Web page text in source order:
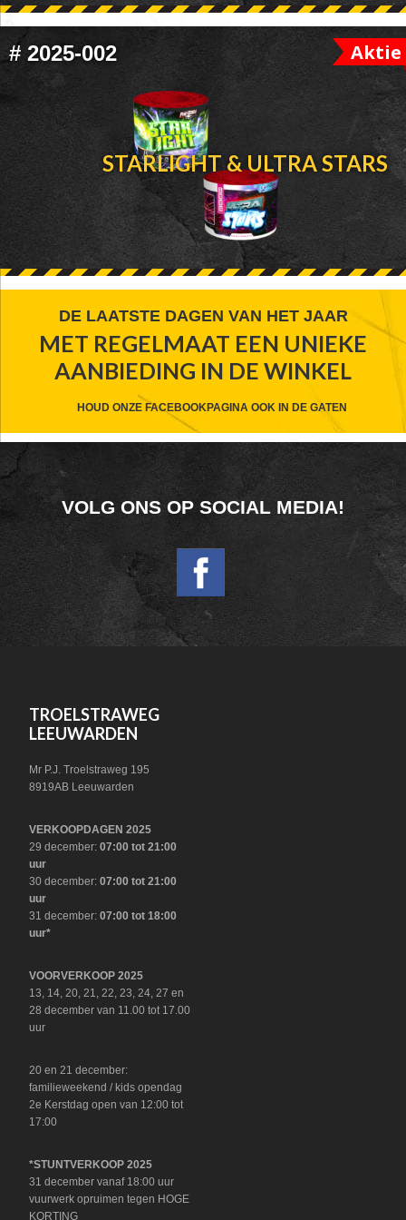
# 2025-002 Aktie
STARLIGHT & ULTRA STARS
FOOTER
WIDGET
HEADER
DE LAATSTE DAGEN VAN HET JAAR
MET REGELMAAT EEN UNIEKE
AANBIEDING IN DE WINKEL
HOUD ONZE FACEBOOKPAGINA OOK IN DE GATEN
FOOTER
WIDGET
HEADER
SOCIAL
VOLG ONS OP SOCIAL MEDIA!
TROELSTRAWEG
LEEUWARDEN
Mr P.J. Troelstraweg 195
8919AB Leeuwarden
VERKOOPDAGEN 2025
29 december:07:00 tot 21:00
uur
30 december:07:00 tot 21:00
uur
31 december:07:00 tot 18:00
uur*
VOORVERKOOP 2025
13, 14, 20, 21, 22, 23, 24, 27 en
28 december van 11.00 tot 17.00
uur
20 en 21 december:
familieweekend / kids opendag
2e Kerstdag open van 12:00 tot
17:00
*STUNTVERKOOP 2025
31 december vanaf 18:00 uur
vuurwerk opruimen tegen HOGE
KORTING